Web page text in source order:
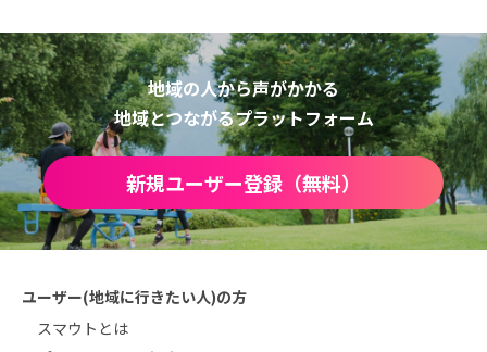
地域の人から声がかかる
地域とつながるプラットフォーム
新規ユーザー登録（無料）
ユーザー(地域に行きたい人)の方
スマウトとは